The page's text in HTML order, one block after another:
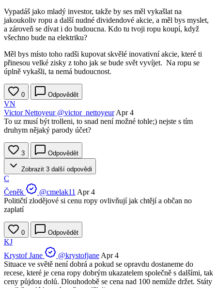
Vypadáš jako mladý investor, takže by ses měl vykašlat na
jakoukoliv ropu a další nudné dividendové akcie, a měl bys myslet,
a zároveň se dívat i do budoucna. Kdo tu tvoji ropu koupí, když
všechno bude na elektriku?
Měl bys místo toho radši kupovat skvělé inovativní akcie, které ti
přinesou velké zisky z toho jak se bude svět vyvíjet. Na ropu se
úplně vykašli, ta nemá budoucnost.
0 Odpovědět
VN
Victor Nettoyeur @victor_nettoyeur Apr 4
To uz musí být trolleni, to snad není možné tohle;) nejste s tím
druhym nějaký parody účet?
3 Odpovědět
Zobrazit 3 další odpovědi
C
Čeněk
@cmelak11 Apr 4
Političtí zlodějové si cenu ropy ovlivňují jak chtějí a občan no
zaplatí
0 Odpovědět
KJ
Krystof Jane
@krystofjane Apr 4
Situace ve světě není dobrá a pokud se opravdu dostaneme do
recese, které je cena ropy dobrým ukazatelem společně s dalšími, tak
ceny půjdou dolů. Dlouhodobě se cena nad 100 nemůže držet. Státy